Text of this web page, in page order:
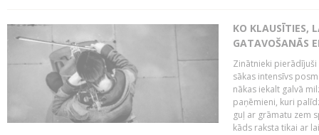
KO KLAUSĪTIES,
GATAVOŠANĀS
Zinātnieki pierādījuši
sākas intensīvs
nākas iekalt galvā
paņēmieni, kuri
guļ ar grāmatu zem
kāds raksta tikai ar